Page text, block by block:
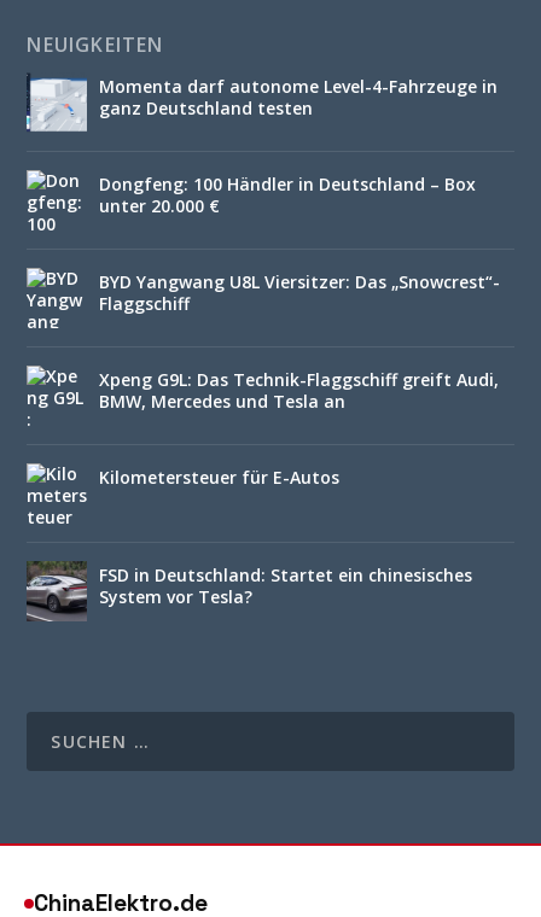
NEUIGKEITEN
Momenta darf autonome Level-4-Fahrzeuge in
ganz Deutschland testen
Dongfeng: 100 Händler in Deutschland – Box
unter 20.000 €
BYD Yangwang U8L Viersitzer: Das „Snowcrest“-
Flaggschiff
Xpeng G9L: Das Technik-Flaggschiff greift Audi,
BMW, Mercedes und Tesla an
Kilometersteuer für E-Autos
FSD in Deutschland: Startet ein chinesisches
System vor Tesla?
ChinaElektro.de